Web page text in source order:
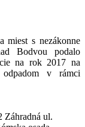
miest s nezákonne
Bodvou podalo
na rok 2017 na
odpadom v rámci
Záhradná ul.